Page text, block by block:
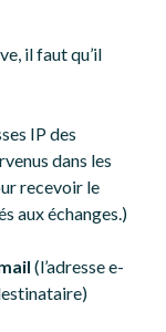
il faut qu’il
IP des
dans les
recevoir le
aux échanges.)
(l’adresse e-